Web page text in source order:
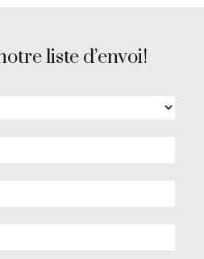
liste d’envoi!